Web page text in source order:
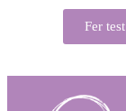
Fer test